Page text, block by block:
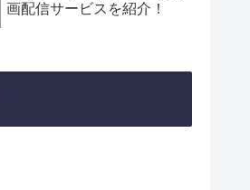
画配信サービスを紹介！